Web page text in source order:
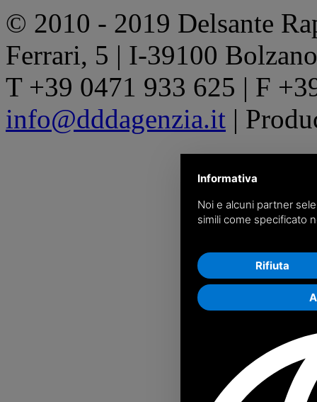
© 2010 - 2019 Delsante
Ferrari, 5 | I-39100
T +39 0471 933 625 | F
info@dddagenzia.it |
Informativa
Noi e alcuni partner
simili come specificato
Rifiuta